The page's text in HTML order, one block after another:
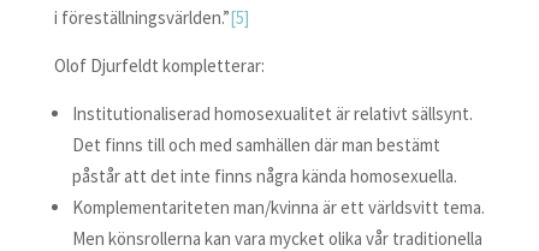
i föreställningsvärlden.”[5]
Olof Djurfeldt kompletterar:
Institutionaliserad homosexualitet är relativt sällsynt.
Det finns till och med samhällen där man bestämt
påstår att det inte finns några kända homosexuella.
Komplementariteten man/kvinna är ett världsvitt tema.
Men könsrollerna kan vara mycket olika vår traditionella